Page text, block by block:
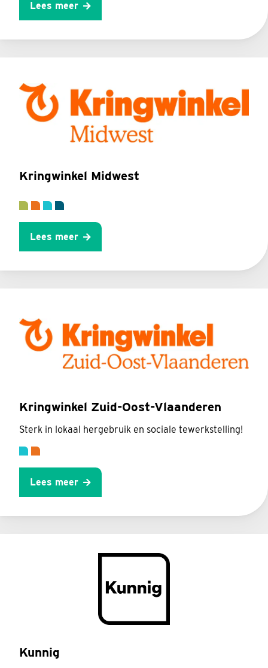
Lees meer
Kringwinkel Midwest
Lees meer
Kringwinkel Zuid-Oost-Vlaanderen
Sterk in lokaal hergebruik en sociale tewerkstelling!
Lees meer
Kunnig